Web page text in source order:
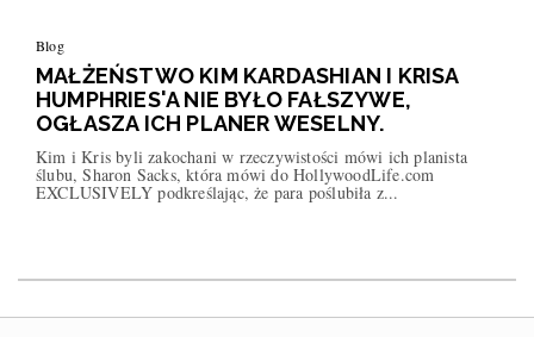
Blog
MAŁŻEŃSTWO KIM KARDASHIAN I KRISA
HUMPHRIES'A NIE BYŁO FAŁSZYWE,
OGŁASZA ICH PLANER WESELNY.
Kim i Kris byli zakochani w rzeczywistości mówi ich planista
ślubu, Sharon Sacks, która mówi do HollywoodLife.com
EXCLUSIVELY podkreślając, że para poślubiła z...